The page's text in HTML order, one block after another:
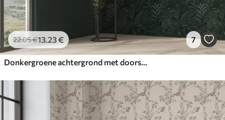
22.05€13.23€ 7
Donkergroene achtergrond met doorschijnende bladeren